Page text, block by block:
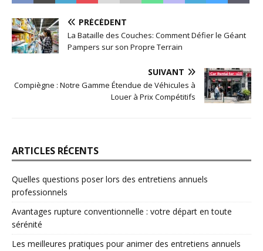
PRÉCÉDENT
La Bataille des Couches: Comment Défier le Géant
Pampers sur son Propre Terrain
SUIVANT
Compiègne : Notre Gamme Étendue de Véhicules à
Louer à Prix Compétitifs
ARTICLES RÉCENTS
Quelles questions poser lors des entretiens annuels
professionnels
Avantages rupture conventionnelle : votre départ en toute
sérénité
Les meilleures pratiques pour animer des entretiens annuels